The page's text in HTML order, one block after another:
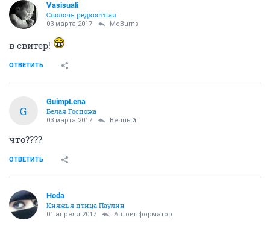
Vasisuali
Сволочь редкостная
03 марта 2017 McBurns
в свитер!
ОТВЕТИТЬ
G
GuimpLena
Белая Госпожа
03 марта 2017 Вечный
что????
ОТВЕТИТЬ
Hoda
Княжья птица Паулин
01 апреля 2017 Автоинформатор